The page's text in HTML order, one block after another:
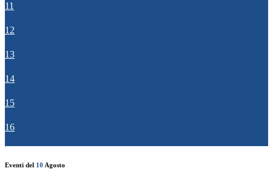
11
12
13
14
15
16
Eventi del 10 Agosto